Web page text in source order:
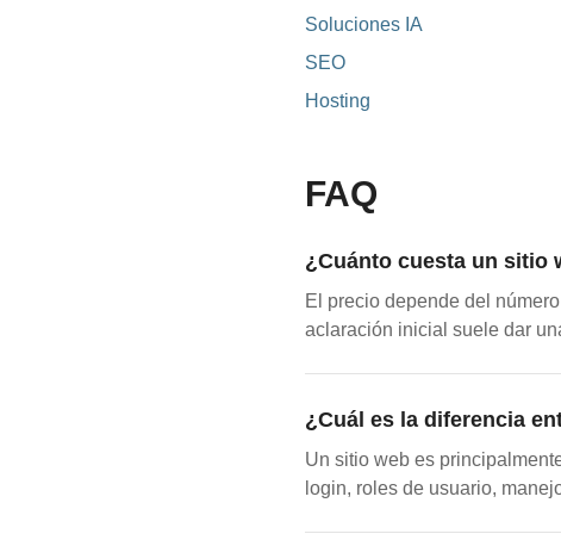
Soluciones IA
SEO
Hosting
FAQ
¿Cuánto cuesta un sitio
El precio depende del
aclaración inicial suele dar
¿Cuál es la diferencia
Un sitio web es
login, roles de usuario,